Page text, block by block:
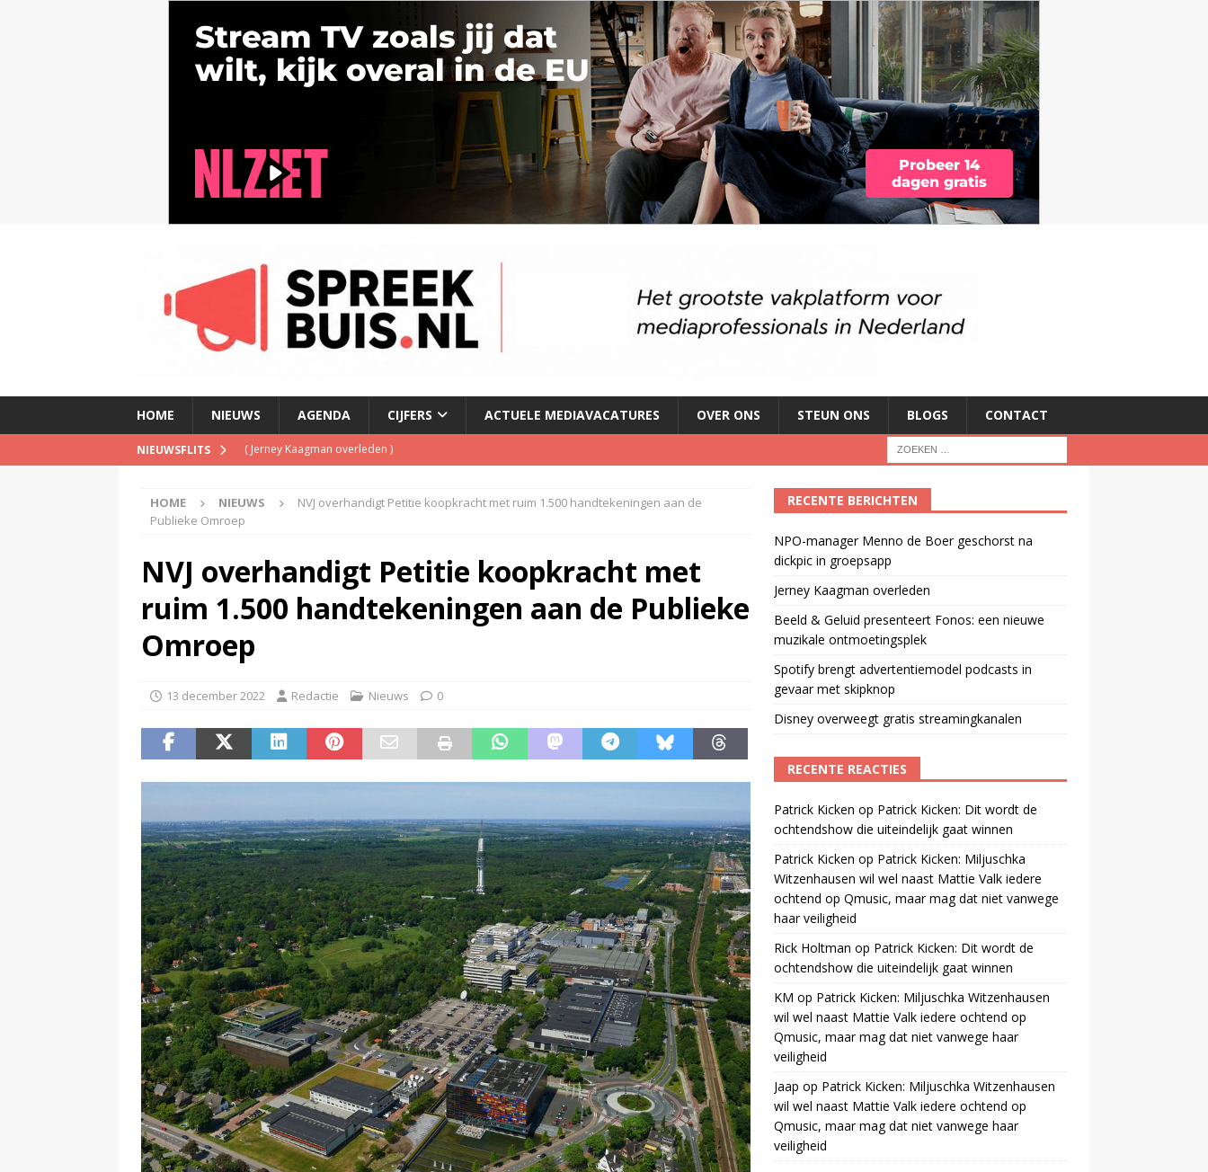
HOME NIEUWS AGENDA CIJFERS ACTUELE MEDIAVACATURES OVER ONS STEUN ONS BLOGS CONTACT
NIEUWSFLITS ( Jerney Kaagman overleden )
(Spotify brengt advertentiemodel podcasts in gevaar met skipknop)
(NPO-manager Menno de Boer geschorst na dickpic in groepsapp)
HOME NIEUWS
NVJ overhandigt Petitie koopkracht met ruim 1.500 handtekeningen aan de
Publieke Omroep
NVJ overhandigt Petitie koopkracht met
ruim 1.500 handtekeningen aan de Publieke
Omroep
13 december 2022 Redactie Nieuws 0
RECENTE BERICHTEN
NPO-manager Menno de Boer geschorst na
dickpic in groepsapp
Jerney Kaagman overleden
Beeld & Geluid presenteert Fonos: een nieuwe
muzikale ontmoetingsplek
Spotify brengt advertentiemodel podcasts in
gevaar met skipknop
Disney overweegt gratis streamingkanalen
RECENTE REACTIES
Patrick Kicken op Patrick Kicken: Dit wordt de
ochtendshow die uiteindelijk gaat winnen
Patrick Kicken op Patrick Kicken: Miljuschka
Witzenhausen wil wel naast Mattie Valk iedere
ochtend op Qmusic, maar mag dat niet vanwege
haar veiligheid
Rick Holtman op Patrick Kicken: Dit wordt de
ochtendshow die uiteindelijk gaat winnen
KM op Patrick Kicken: Miljuschka Witzenhausen
wil wel naast Mattie Valk iedere ochtend op
Qmusic, maar mag dat niet vanwege haar
veiligheid
Jaap op Patrick Kicken: Miljuschka Witzenhausen
wil wel naast Mattie Valk iedere ochtend op
Qmusic, maar mag dat niet vanwege haar
veiligheid